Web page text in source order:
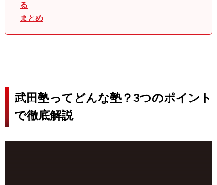
る
まとめ
武田塾ってどんな塾？3つのポイント
で徹底解説